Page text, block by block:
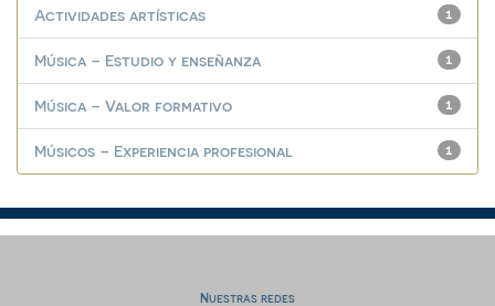
1
Actividades artísticas
1
Música – Estudio y enseñanza
1
Música – Valor formativo
1
Músicos – Experiencia profesional
Nuestras redes